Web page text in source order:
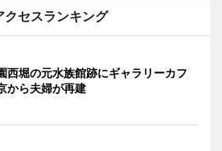
クセスランキング
西堀の元水族館跡にギャラリーカフ
ら夫婦が再建